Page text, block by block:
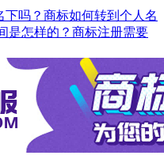
吗？商标如何转到个人名
是怎样的？商标注册需要